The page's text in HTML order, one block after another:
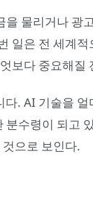
물리거나 광
일은 전 세계
보다 중요해질
. AI 기술을
수령이 되고
으로 보인다.